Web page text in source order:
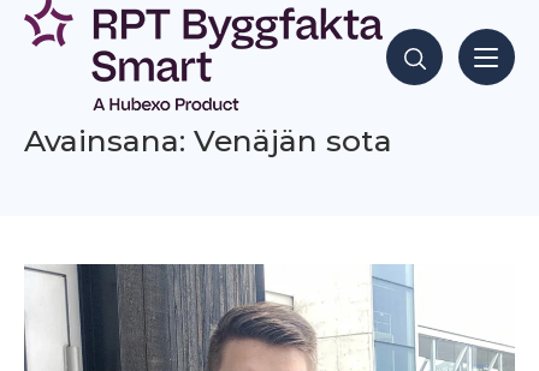
Siirry
sisältöön
Hae sisältöjä
Avainsana: Venäjän sota